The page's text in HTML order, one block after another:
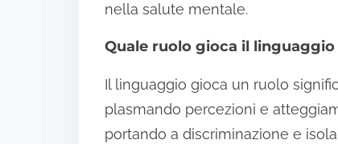
nella salute mentale.
Quale ruolo gioca il
Il linguaggio gioca un ruolo
plasmando percezioni e
portando a discriminazione e